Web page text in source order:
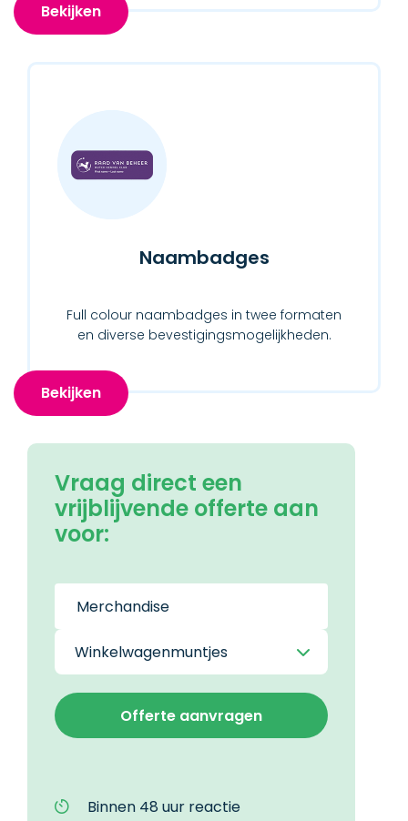
Bekijken
Naambadges
Full colour naambadges in twee formaten
en diverse bevestigingsmogelijkheden.
Bekijken
Vraag direct een
vrijblijvende offerte aan
voor:
Binnen 48 uur reactie